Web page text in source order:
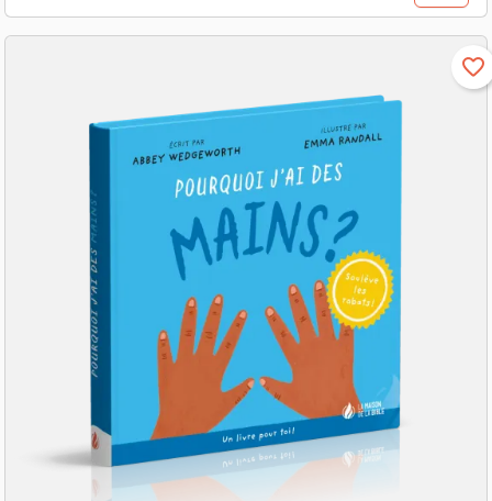
favorite_border